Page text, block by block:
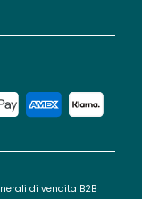
di vendita B2B